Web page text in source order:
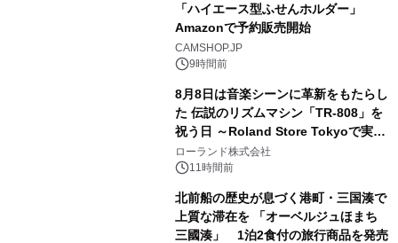
「ハイエース型ふせんホルダー」
Amazonで予約販売開始
CAMSHOP.JP
9時間前
8月8日は音楽シーンに革新をもたらし
た 伝説のリズムマシン「TR-808」を
祝う日 ～Roland Store Tokyoで実機
を展示しての 記念キャンペーンを開
催 英国ラジオ「NTS」の 特別プログ
アーティストを フィーチャーしたアニ
メーションを公開～
ローランド株式会社
11時間前
北前船の歴史が息づく港町・三国湊で
上質な滞在を 「オーベルジュほまち
三國湊」 1泊2食付の旅行商品を発売